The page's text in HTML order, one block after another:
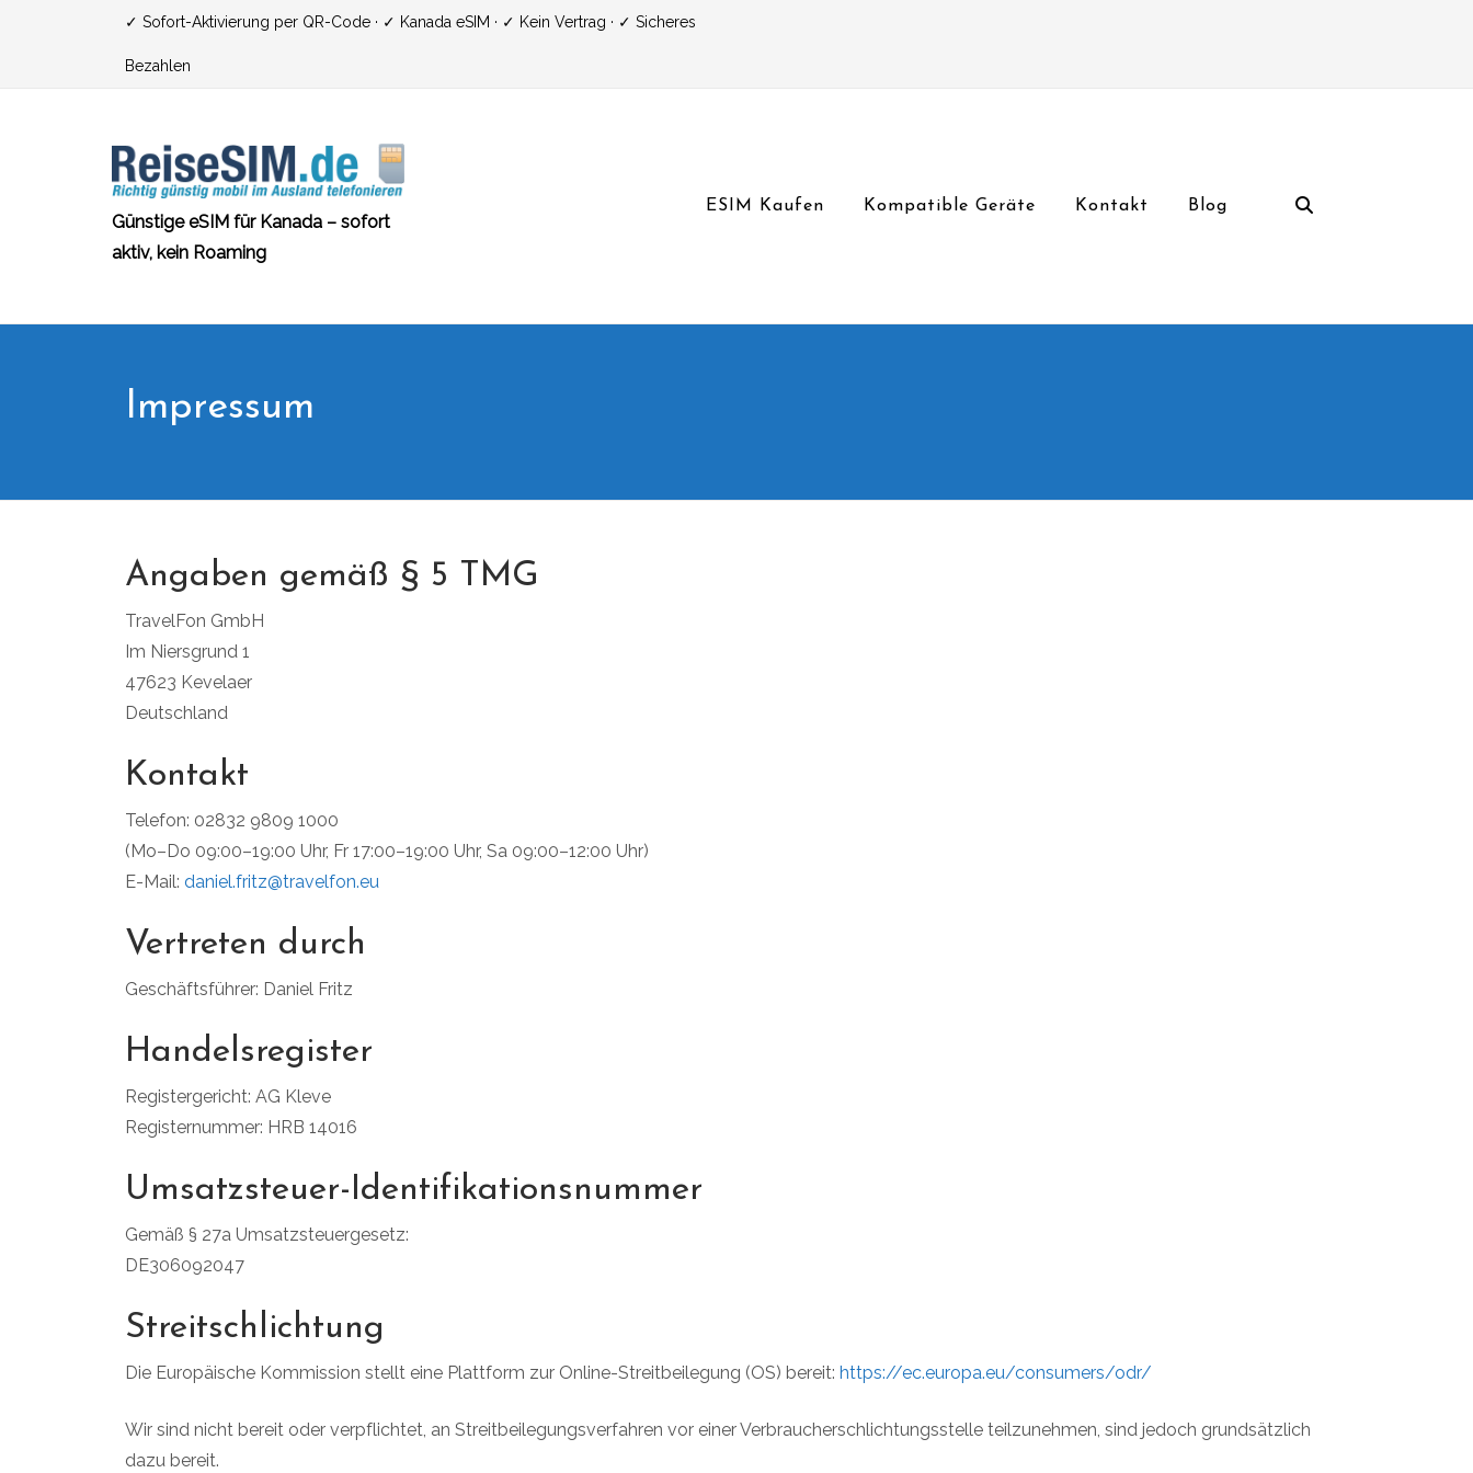
✓ Sofort-Aktivierung per QR-Code · ✓ Kanada eSIM · ✓ Kein Vertrag · ✓ Sicheres
Bezahlen
Günstige eSIM für Kanada – sofort
aktiv, kein Roaming
ESIM Kaufen Kompatible Geräte Kontakt Blog
Impressum
Angaben gemäß § 5 TMG
TravelFon GmbH
Im Niersgrund 1
47623 Kevelaer
Deutschland
Kontakt
Telefon: 02832 9809 1000
(Mo–Do 09:00–19:00 Uhr, Fr 17:00–19:00 Uhr, Sa 09:00–12:00 Uhr)
E-Mail: daniel.fritz@travelfon.eu
Vertreten durch
Geschäftsführer: Daniel Fritz
Handelsregister
Registergericht: AG Kleve
Registernummer: HRB 14016
Umsatzsteuer-Identifikationsnummer
Gemäß § 27a Umsatzsteuergesetz:
DE306092047
Streitschlichtung
Die Europäische Kommission stellt eine Plattform zur Online-Streitbeilegung (OS) bereit: https://ec.europa.eu/consumers/odr/
Wir sind nicht bereit oder verpflichtet, an Streitbeilegungsverfahren vor einer Verbraucherschlichtungsstelle teilzunehmen, sind jedoch grundsätzlich
dazu bereit.